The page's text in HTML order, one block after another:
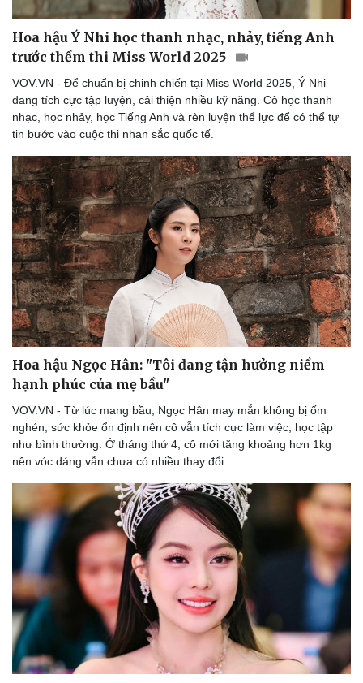
Du lịch
Tư vấn
Săn Tour
check-in
Podcast
Câu chuyện thời sự
Đọc truyện đêm khuya
Cửa sổ tình yêu
Kể chuyện cho bé
Hạt giống tâm hồn
Hoa hậu Ý Nhi học thanh nhạc, nhảy, tiếng Anh
trước thềm thi Miss World 2025
VOV.VN - Để chuẩn bị chinh chiến tại Miss World 2025, Ý Nhi
đang tích cực tập luyện, cải thiện nhiều kỹ năng. Cô học thanh
nhạc, học nhảy, học Tiếng Anh và rèn luyện thể lực để có thể tự
tin bước vào cuộc thi nhan sắc quốc tế.
Hoa hậu Ngọc Hân: "Tôi đang tận hưởng niềm
hạnh phúc của mẹ bầu"
VOV.VN - Từ lúc mang bầu, Ngọc Hân may mắn không bị ốm
nghén, sức khỏe ổn định nên cô vẫn tích cực làm việc, học tập
như bình thường. Ở tháng thứ 4, cô mới tăng khoảng hơn 1kg
nên vóc dáng vẫn chưa có nhiều thay đổi.